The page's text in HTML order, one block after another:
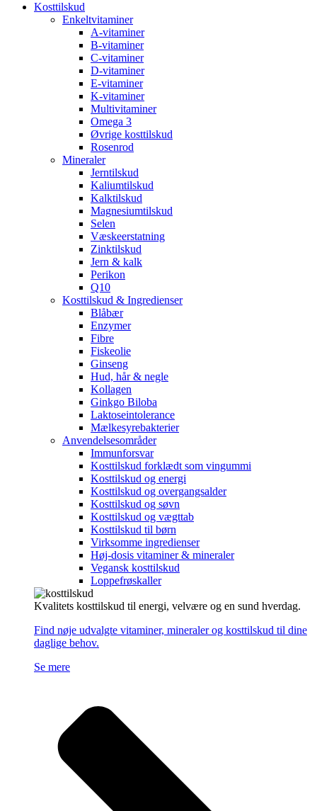
Kosttilskud
Enkeltvitaminer
A-vitaminer
B-vitaminer
C-vitaminer
D-vitaminer
E-vitaminer
K-vitaminer
Multivitaminer
Omega 3
Øvrige kosttilskud
Rosenrod
Mineraler
Jerntilskud
Kaliumtilskud
Kalktilskud
Magnesiumtilskud
Selen
Væskeerstatning
Zinktilskud
Jern & kalk
Perikon
Q10
Kosttilskud & Ingredienser
Blåbær
Enzymer
Fibre
Fiskeolie
Ginseng
Hud, hår & negle
Kollagen
Ginkgo Biloba
Laktoseintolerance
Mælkesyrebakterier
Anvendelsesområder
Immunforsvar
Kosttilskud forklædt som vingummi
Kosttilskud og energi
Kosttilskud og overgangsalder
Kosttilskud og søvn
Kosttilskud og vægttab
Kosttilskud til børn
Virksomme ingredienser
Høj-dosis vitaminer & mineraler
Vegansk kosttilskud
Loppefrøskaller
Kvalitets kosttilskud til energi, velvære og en sund hverdag.
Find nøje udvalgte vitaminer, mineraler og kosttilskud til dine
daglige behov.
Se mere